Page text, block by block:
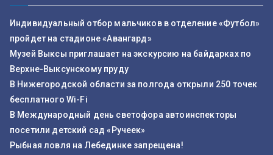
Индивидуальный отбор мальчиков в отделение «Футбол»
пройдет на стадионе «Авангард»
Музей Выксы приглашает на экскурсию на байдарках по
Верхне-Выксунскому пруду
В Нижегородской области за полгода открыли 250 точек
бесплатного Wi-Fi
В Международный день светофора автоинспекторы
посетили детский сад «Ручеек»
Рыбная ловля на Лебединке запрещена!